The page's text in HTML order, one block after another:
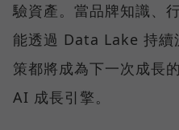
驗資產。當品牌知識、
能透過 Data Lake 持續
策都將成為下一次成長
AI 成長引擎。